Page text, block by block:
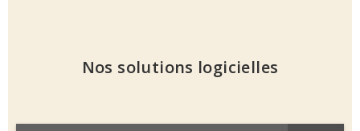
Nos solutions logicielles